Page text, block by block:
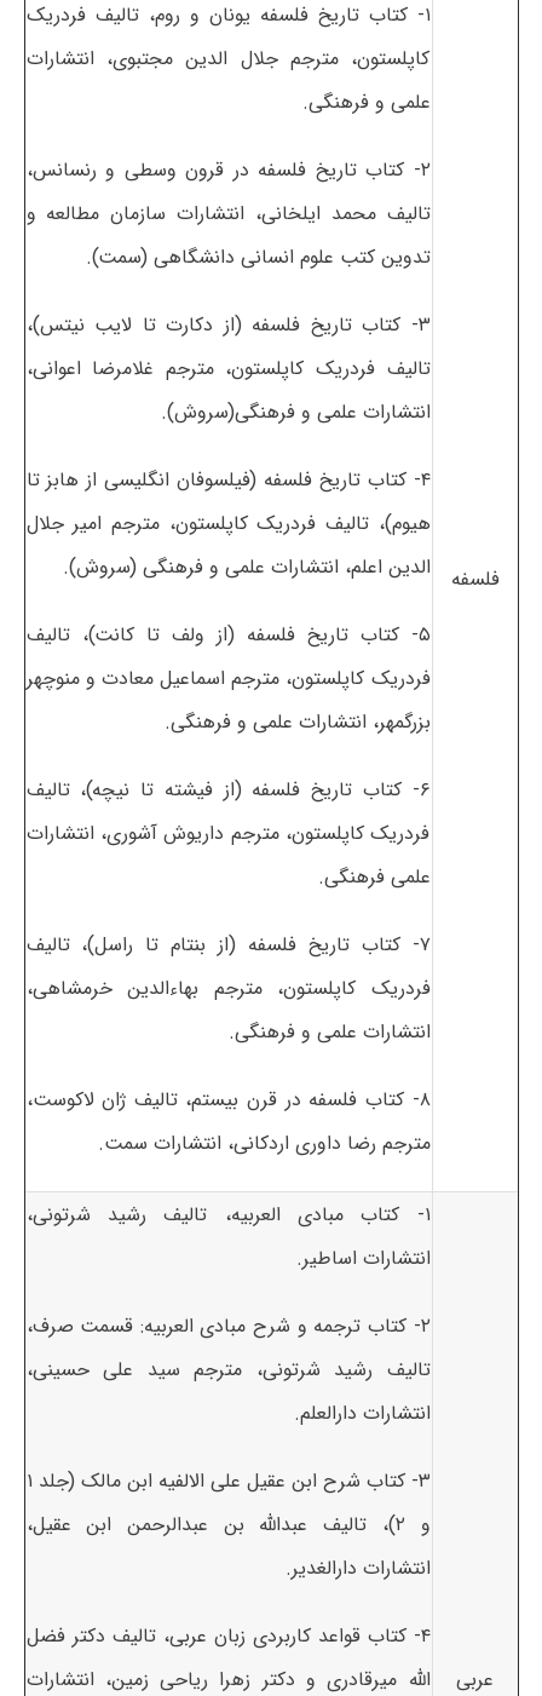
فلسفه
۱- کتاب تاریخ فلسفه یونان و روم، تالیف فردریک
کاپلستون، مترجم جلال الدین مجتبوی، انتشارات
علمی و فرهنگی.
۲- کتاب تاریخ فلسفه در قرون وسطی و رنسانس،
تالیف محمد ایلخانی، انتشارات سازمان مطالعه و
تدوین کتب علوم انسانی دانشگاهی (سمت).
۳- کتاب تاریخ فلسفه (از دکارت تا لایب نیتس)،
تالیف فردریک کاپلستون، مترجم غلامرضا اعوانی،
انتشارات علمی و فرهنگی(سروش).
۴- کتاب تاریخ فلسفه (فیلسوفان انگلیسی از هابز تا
هیوم)، تالیف فردریک کاپلستون، مترجم امیر جلال
الدین اعلم، انتشارات علمی و فرهنگی (سروش).
۵- کتاب تاریخ فلسفه (از ولف تا کانت)، تالیف
فردریک کاپلستون، مترجم اسماعیل معادت و منوچهر
بزرگمهر، انتشارات علمی و فرهنگی.
۶- کتاب تاریخ فلسفه (از فیشته تا نیچه)، تالیف
فردریک کاپلستون، مترجم داریوش آشوری، انتشارات
علمی فرهنگی.
۷- کتاب تاریخ فلسفه (از بنتام تا راسل)، تالیف
فردریک کاپلستون، مترجم بهاءالدین خرمشاهی،
انتشارات علمی و فرهنگی.
۸- کتاب فلسفه در قرن بیستم، تالیف ژان لاکوست،
مترجم رضا داوری اردکانی، انتشارات سمت.
عربی
۱- کتاب مبادی العربیه، تالیف رشید شرتونی،
انتشارات اساطیر.
۲- کتاب ترجمه و شرح مبادی العربیه: قسمت صرف،
تالیف رشید شرتونی، مترجم سید علی حسینی،
انتشارات دارالعلم.
۳- کتاب شرح ابن عقیل علی الالفیه ابن مالک (جلد ۱
و ۲)، تالیف عبدالله بن عبدالرحمن ابن عقیل،
انتشارات دارالغدیر.
۴- کتاب قواعد کاربردی زبان عربی، تالیف دکتر فضل
الله میرقادری و دکتر زهرا ریاحی زمین، انتشارات